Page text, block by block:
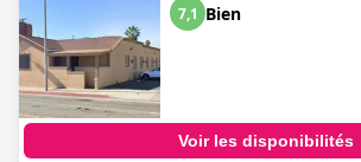
7,1 Bien
Voir les disponibilités